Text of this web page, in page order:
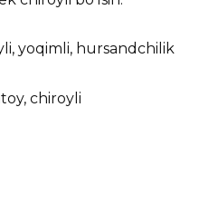
yoqimli, hursandchilik
chiroyli